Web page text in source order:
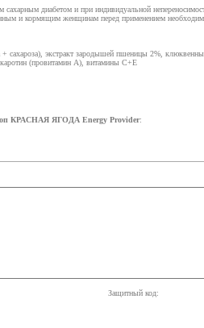
сахарным диабетом и при индивидуальной
и кормящим женщинам перед применением
+ сахароза), экстракт зародышей пшеницы 2%,
(провитамин А), витамины С+Е
КРАСНАЯ ЯГОДА Energy Provider:
Защитный код: